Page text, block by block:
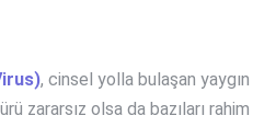
, cinsel yolla bulaşan yaygın
zararsız olsa da bazıları rahim